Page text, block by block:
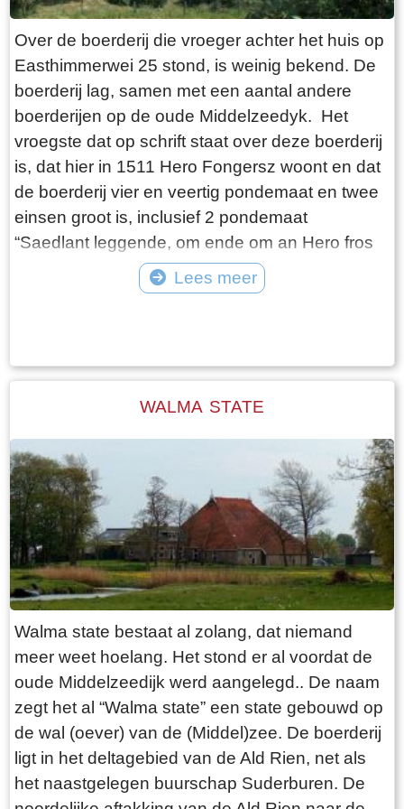
een vernieuwend plan om de Waddenzee en
het IJsselmeer weer met elkaar te verbinden".
Wikipedia zegt dat een zee "een grote
hoeveelheid water is die in open verbinding
staat met een andere zee". Ik weet niet hoeveel
moeite het kost om een geografische naam te
wijzigen maar wat mij betreft krijgt de Zuiderzee
een comeback.
Over de boerderij die vroeger achter het huis op
Easthimmerwei 25 stond, is weinig bekend. De
boerderij lag, samen met een aantal andere
boerderijen op de oude Middelzeedyk. Het
vroegste dat op schrift staat over deze boerderij
is, dat hier in 1511 Hero Fongersz woont en dat
de boerderij vier en veertig pondemaat en twee
einsen groot is, inclusief 2 pondemaat
“Saedlant leggende, om ende om an Hero fros
huijs ende Heem“. Het weiland ligt vanaf de
boerderij tot aan de Mieddyk en het “hoijland” ligt
Folsgara naar de Tsjaerddyk om bij het land te
we lezen in een advertentie van 24 oktober
1787 in de LC: De Secretaris ADEMA, zal op
Dinsdag den 30 October 1787 ’s Na demiddags
om 1 Uur, in het Waapen van Sneek by de
Finale Palm slag verkopen Een uitmuntende
ZATHE en LANDEN met de Huizinge, Schure,
Hovinge en wydere annexen gelegen in
Folsgare, groot in het geheel, 40 een tweede
Pondematen belast met 19 Floreen by JELLE
PYTTERS bewoond Petry en May 1793 vry van
Huur, te huur doende boven de lasten a 222
Car. Guldens waarop per Pondem. geboden is
111 g.gls. Jelle Pytters (Pieters) is de zoon van
Pytter Jelles en Ytie Jorrits. Pytter en Ytie zijn in
1757 getrouwd in Oosthem en boeren daarna in
Lees meer
WALMA STATE
Walma state bestaat al zolang, dat niemand
meer weet hoelang. Het stond er al voordat de
oude Middelzeedijk werd aangelegd.. De naam
zegt het al “Walma state” een state gebouwd op
de wal (oever) van de (Middel)zee. De boerderij
ligt in het deltagebied van de Ald Rien, net als
het naastgelegen buurschap Suderburen. De